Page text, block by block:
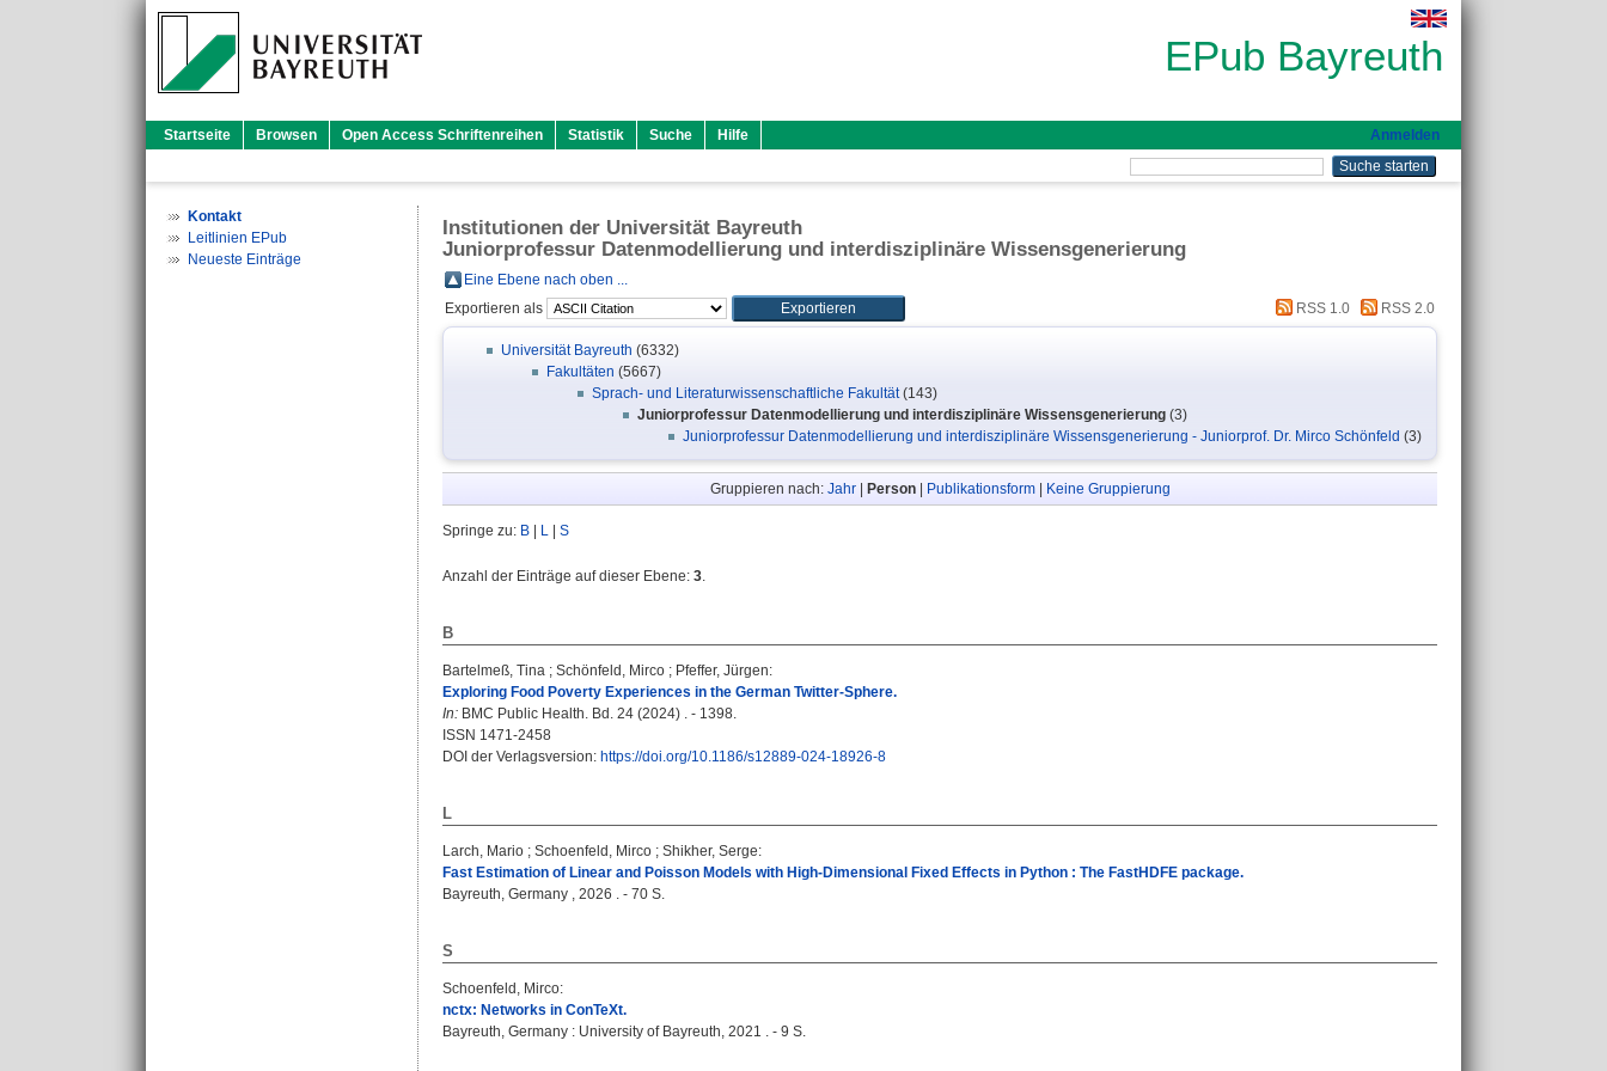
EPub Bayreuth
Startseite Browsen Open Access Schriftenreihen Statistik Suche Hilfe Anmelden
Kontakt
Leitlinien EPub
Neueste Einträge
Institutionen der Universität Bayreuth
Juniorprofessur Datenmodellierung und interdisziplinäre Wissensgenerierung
Eine Ebene nach oben ...
Exportieren als
RSS 1.0 RSS 2.0
Universität Bayreuth (6332)
Fakultäten (5667)
Sprach- und Literaturwissenschaftliche Fakultät(143)
Juniorprofessur Datenmodellierung und interdisziplinäre Wissensgenerierung (3)
Juniorprofessur Datenmodellierung und interdisziplinäre Wissensgenerierung - Juniorprof. Dr. Mirco Schönfeld (3)
Gruppieren nach: Jahr| Person| Publikationsform| Keine Gruppierung
Springe zu: B L S
Anzahl der Einträge auf dieser Ebene: 3.
B
Bartelmeß, Tina ; Schönfeld, Mirco ; Pfeffer, Jürgen:
Exploring Food Poverty Experiences in the German Twitter-Sphere.
In: BMC Public Health. Bd. 24 (2024) . - 1398.
ISSN 1471-2458
DOI der Verlagsversion: https://doi.org/10.1186/s12889-024-18926-8
L
Larch, Mario ; Schoenfeld, Mirco ; Shikher, Serge:
Fast Estimation of Linear and Poisson Models with High-Dimensional Fixed Effects in Python : The FastHDFE package.
Bayreuth, Germany , 2026 . - 70 S.
S
Schoenfeld, Mirco:
nctx: Networks in ConTeXt.
Bayreuth, Germany : University of Bayreuth, 2021 . - 9 S.